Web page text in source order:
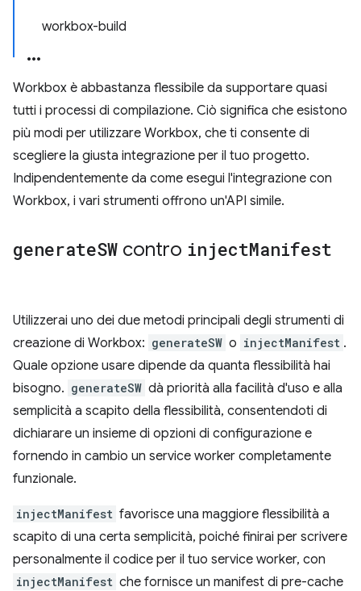
workbox-build
Workbox è abbastanza flessibile da supportare quasi
tutti i processi di compilazione. Ciò significa che esistono
più modi per utilizzare Workbox, che ti consente di
scegliere la giusta integrazione per il tuo progetto.
Indipendentemente da come esegui l'integrazione con
Workbox, i vari strumenti offrono un'API simile.
generateSW contro injectManifest
Utilizzerai uno dei due metodi principali degli strumenti di
creazione di Workbox: generateSW o injectManifest .
Quale opzione usare dipende da quanta flessibilità hai
bisogno. generateSW dà priorità alla facilità d'uso e alla
semplicità a scapito della flessibilità, consentendoti di
dichiarare un insieme di opzioni di configurazione e
fornendo in cambio un service worker completamente
funzionale.
injectManifest favorisce una maggiore flessibilità a
scapito di una certa semplicità, poiché finirai per scrivere
personalmente il codice per il tuo service worker, con
injectManifest che fornisce un manifest di pre-cache